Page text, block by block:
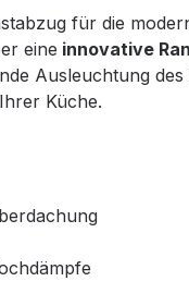
für die
eine innovative
Ausleuchtung
Küche.